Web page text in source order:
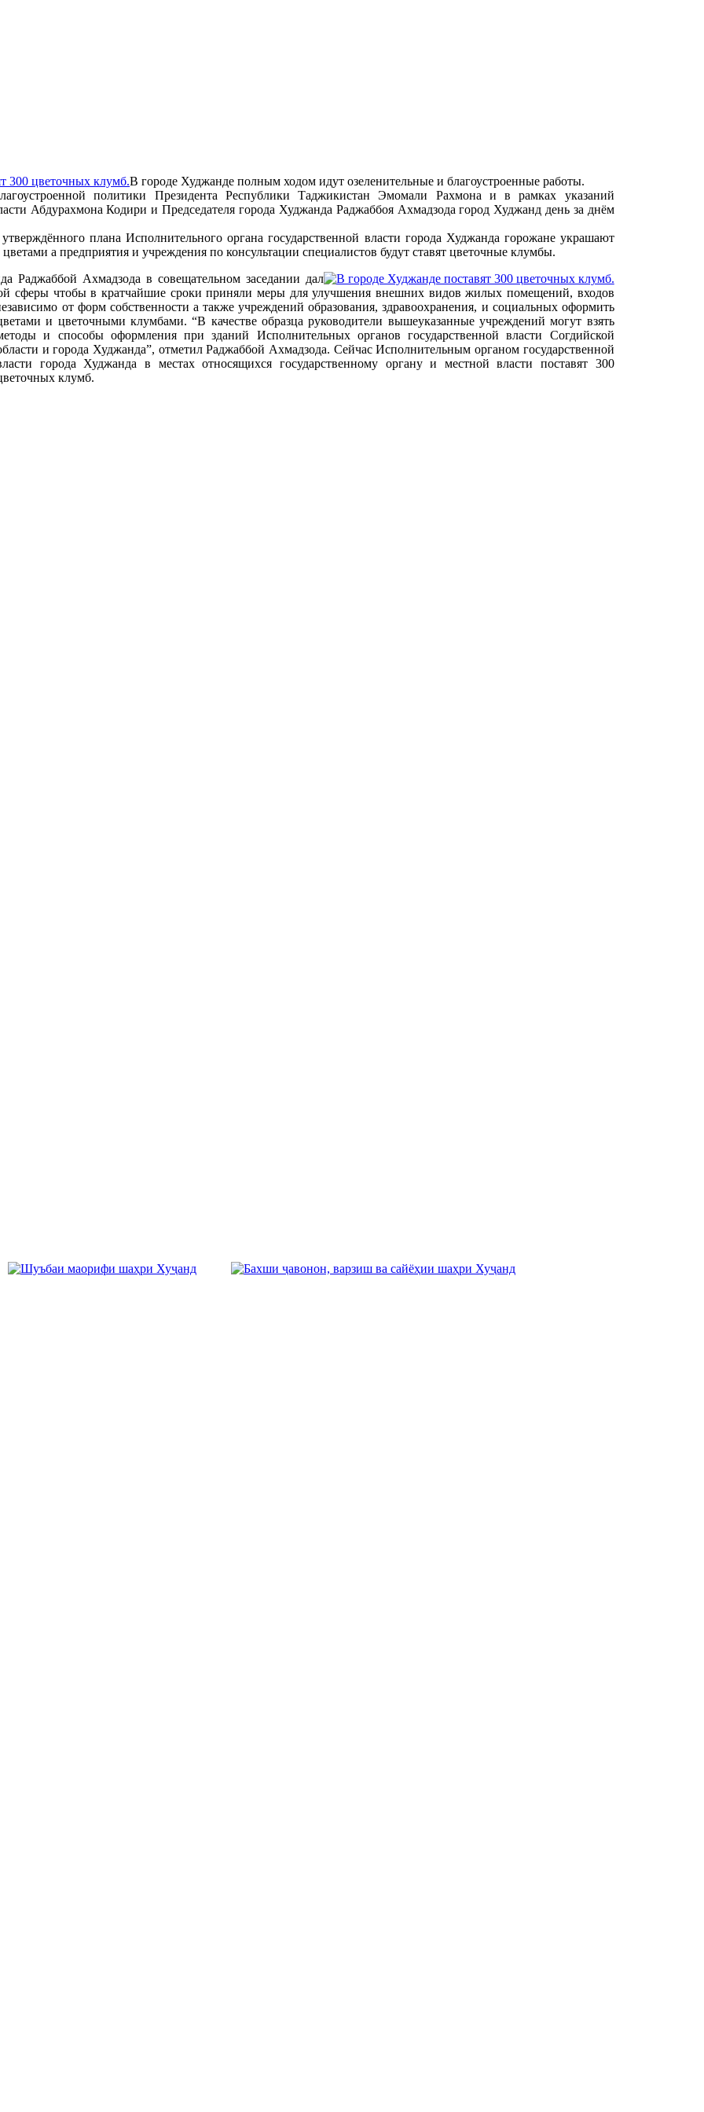
В городе Худжанде полным ходом идут озеленительные и благоустроенные работы.
политики Президента Республики Таджикистан Эмомали Рахмона и в рамках указаний
Абдурахмона Кодири и Председателя города Худжанда Раджаббоя Ахмадзода город Худжанд день за днём
плана Исполнительного органа государственной власти города Худжанда горожане украшают
а предприятия и учреждения по консультации специалистов будут ставят цветочные клумбы.
Раджаббой Ахмадзода в совещательном заседании дал
сферы чтобы в кратчайшие сроки приняли меры для улучшения внешних видов жилых помещений, входов
от форм собственности а также учреждений образования, здравоохранения, и социальных оформить
и цветочными клумбами.“В качестве образца руководители вышеуказанные учреждений могут взять
и способы оформления при зданий Исполнительных органов государственной власти Согдийской
и города Худжанда”, отметил Раджаббой Ахмадзода. Сейчас Исполнительным органом государственной
города Худжанда в местах относящихся государственному органу и местной власти поставят 300
клумб.